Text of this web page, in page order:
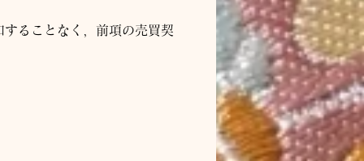
ることなく，前項の売買契